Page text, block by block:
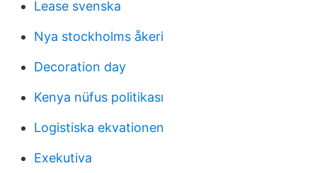
Lease svenska
Nya stockholms åkeri
Decoration day
Kenya nüfus politikası
Logistiska ekvationen
Exekutiva